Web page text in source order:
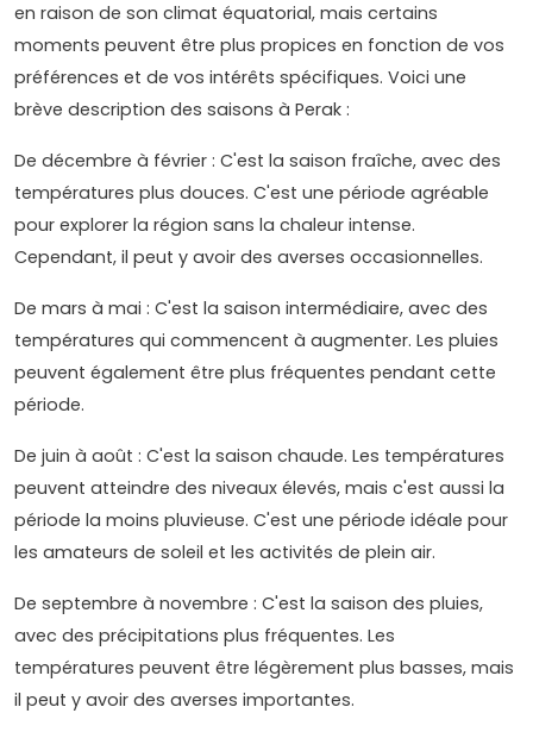
en raison de son climat équatorial, mais certains
moments peuvent être plus propices en fonction de vos
préférences et de vos intérêts spécifiques. Voici une
brève description des saisons à Perak :
De décembre à février : C'est la saison fraîche, avec des
températures plus douces. C'est une période agréable
pour explorer la région sans la chaleur intense.
Cependant, il peut y avoir des averses occasionnelles.
De mars à mai : C'est la saison intermédiaire, avec des
températures qui commencent à augmenter. Les pluies
peuvent également être plus fréquentes pendant cette
période.
De juin à août : C'est la saison chaude. Les températures
peuvent atteindre des niveaux élevés, mais c'est aussi la
période la moins pluvieuse. C'est une période idéale pour
les amateurs de soleil et les activités de plein air.
De septembre à novembre : C'est la saison des pluies,
avec des précipitations plus fréquentes. Les
températures peuvent être légèrement plus basses, mais
il peut y avoir des averses importantes.